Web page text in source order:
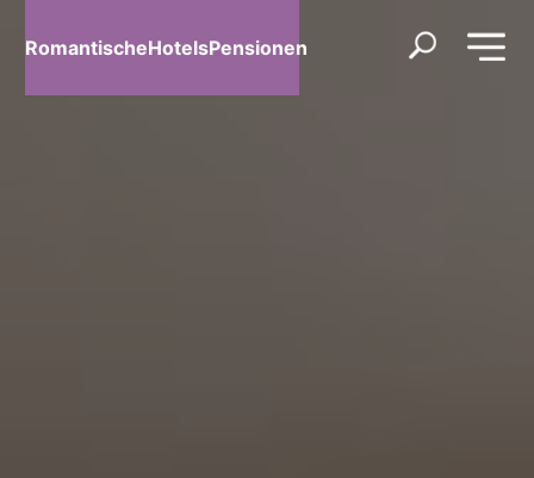
RomantischeHotelsPensionen